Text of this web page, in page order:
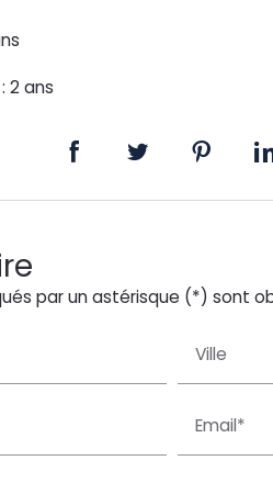
2 ans
par un astérisque (*) sont
Ville
Email*